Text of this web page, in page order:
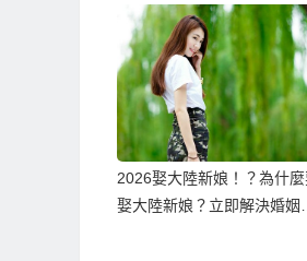
2026娶大陸新娘！？為什
娶大陸新娘？立即解決婚姻